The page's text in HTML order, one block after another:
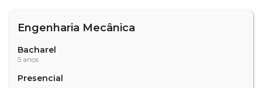
Engenharia Mecânica
Bacharel
5 anos
Presencial